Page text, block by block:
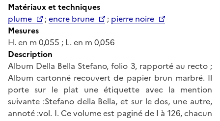
Matériaux et techniques
plume
;encre brune ; pierre noire
Mesures
H. en m 0,055 ; L. en m 0,056
Description
Album Della Bella Stefano, folio 3, rapporté au recto ;
Album cartonné recouvert de papier brun marbré. Il
porte sur le plat une étiquette avec la mention
suivante :Stefano della Bella, et sur le dos, une autre,
annoté :vol. I. Ce volume est paginé de I à 126, chacun